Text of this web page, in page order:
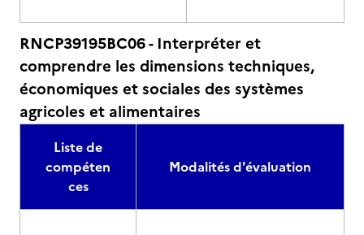
RNCP39195BC06 - Interpréter et
comprendre les dimensions techniques,
économiques et sociales des systèmes
agricoles et alimentaires
Liste de
compéten
ces
Modalités d'évaluation